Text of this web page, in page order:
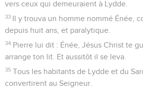
vers ceux qui demeuraient à Lydde.
33 Il y trouva un homme nommé Énée,
depuis huit ans, et paralytique.
34 Pierre lui dit : Énée, Jésus Christ te
arrange ton lit. Et aussitôt il se leva.
35 Tous les habitants de Lydde et du
convertirent au Seigneur.